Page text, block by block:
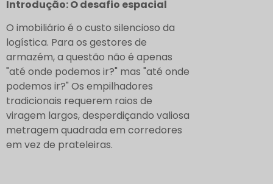
Introdução: O desafio espacial
O imobiliário é o custo silencioso da
logística. Para os gestores de
armazém, a questão não é apenas
"até onde podemos ir?" mas "até onde
podemos ir?" Os empilhadores
tradicionais requerem raios de
viragem largos, desperdiçando valiosa
metragem quadrada em corredores
em vez de prateleiras.